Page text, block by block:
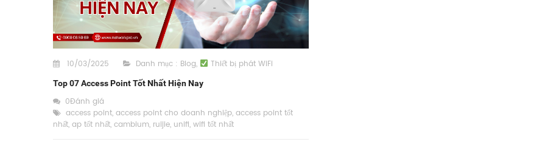
10/03/2025 Danh mục : Blog, Thiết bị phát WiFi
Top 07 Access Point Tốt Nhất Hiện Nay
0Đánh giá
access point, access point cho doanh nghiệp, access point tốt
nhất, ap tốt nhất, cambium, ruijie, unifi, wifi tốt nhất